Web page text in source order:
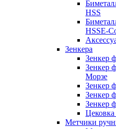
HSS
HSSE-
Зенкера
Зенкер
Зенкер
Морзе
Зенкер
Зенкер
Зенкер
Цековка
Метчики